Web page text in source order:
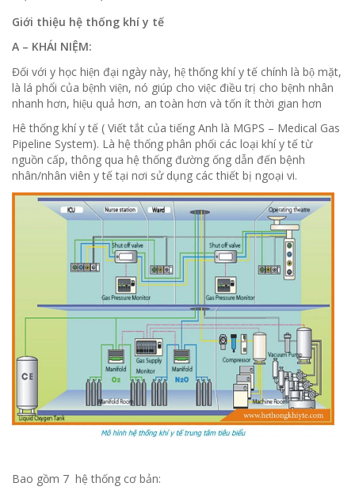
Giới thiệu hệ thống khí y tế
A – KHÁI NIỆM:
Đối với y học hiện đại ngày này, hệ thống khí y tế chính là bộ mặt,
là lá phổi của bệnh viện, nó giúp cho việc điều trị cho bệnh nhân
nhanh hơn, hiệu quả hơn, an toàn hơn và tốn ít thời gian hơn
Hê thống khí y tế ( Viết tắt của tiếng Anh là MGPS – Medical Gas
Pipeline System). Là hệ thống phân phối các loại khí y tế từ
nguồn cấp, thông qua hệ thống đường ống dẫn đến bệnh
nhân/nhân viên y tế tại nơi sử dụng các thiết bị ngoại vi.
Bao gồm 7 hệ thống cơ bản: